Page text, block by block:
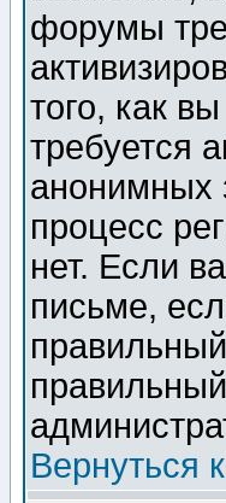
форумы
того, как
требуется
анонимных
процесс
нет. Если
письме,
Вернуться